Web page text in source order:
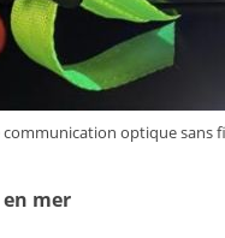
communication optique sans
en mer